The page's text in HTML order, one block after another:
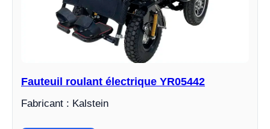
Fauteuil roulant électrique YR05442
Fabricant : Kalstein